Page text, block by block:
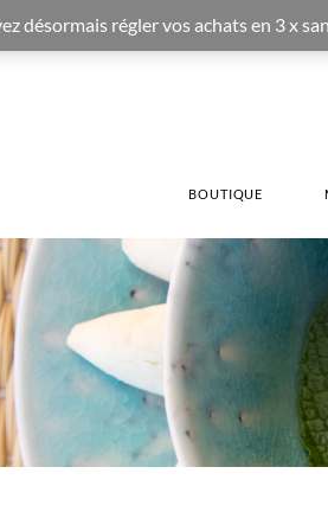
BOUTIQUE
désormais régler vos achats en 3 x